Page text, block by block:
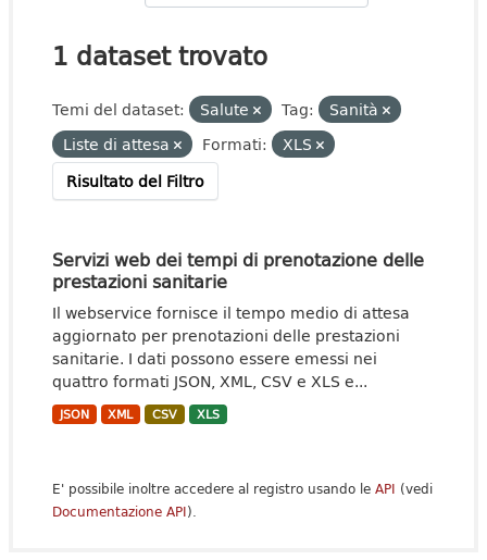
1 dataset trovato
Temi del dataset: Salute Tag:
Sanità
Liste di attesa
Formati:
XLS
Risultato del Filtro
Servizi web dei tempi di prenotazione delle
prestazioni sanitarie
Il webservice fornisce il tempo medio di attesa
aggiornato per prenotazioni delle prestazioni
sanitarie. I dati possono essere emessi nei
quattro formati JSON, XML, CSV e XLS e...
JSON XML CSV XLS
E' possibile inoltre accedere al registro usando le API (vedi
Documentazione API).